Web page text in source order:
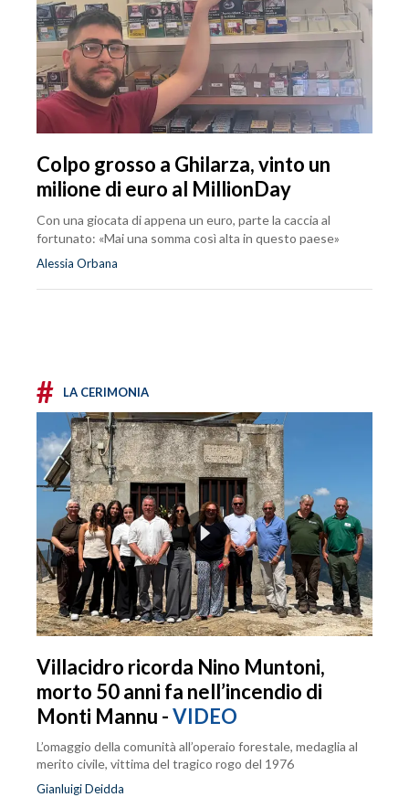
Colpo grosso a Ghilarza, vinto un
milione di euro al MillionDay
Con una giocata di appena un euro, parte la caccia al
fortunato: «Mai una somma così alta in questo paese»
Alessia Orbana
# LA CERIMONIA
Villacidro ricorda Nino Muntoni,
morto 50 anni fa nell’incendio di
Monti Mannu -VIDEO
L’omaggio della comunità all’operaio forestale, medaglia al
merito civile, vittima del tragico rogo del 1976
Gianluigi Deidda